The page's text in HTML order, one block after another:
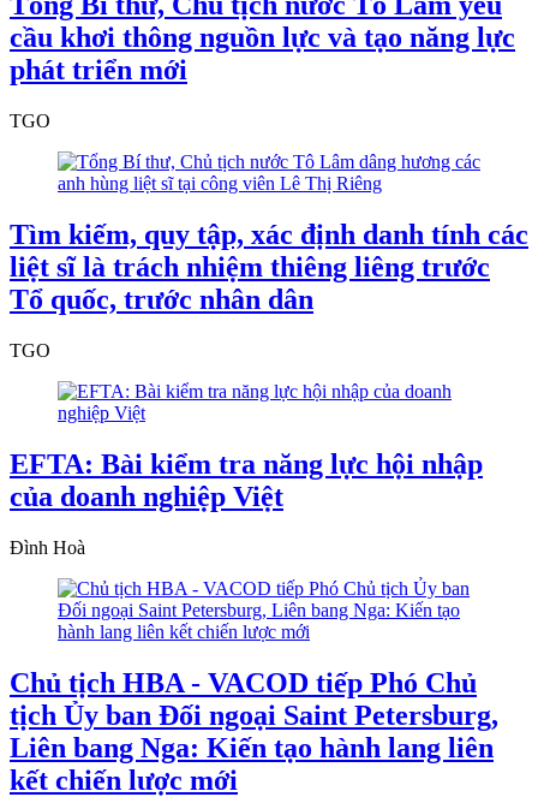
cầu khơi thông nguồn lực và tạo năng lực
phát triển mới
TGO
Tìm kiếm, quy tập, xác định danh tính các
liệt sĩ là trách nhiệm thiêng liêng trước
Tổ quốc, trước nhân dân
TGO
EFTA: Bài kiểm tra năng lực hội nhập
của doanh nghiệp Việt
Đình Hoà
Chủ tịch HBA - VACOD tiếp Phó Chủ
tịch Ủy ban Đối ngoại Saint Petersburg,
Liên bang Nga: Kiến tạo hành lang liên
kết chiến lược mới